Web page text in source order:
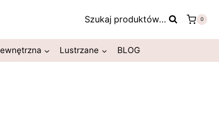
Szukaj produktów... 0
Lustrzane BLOG